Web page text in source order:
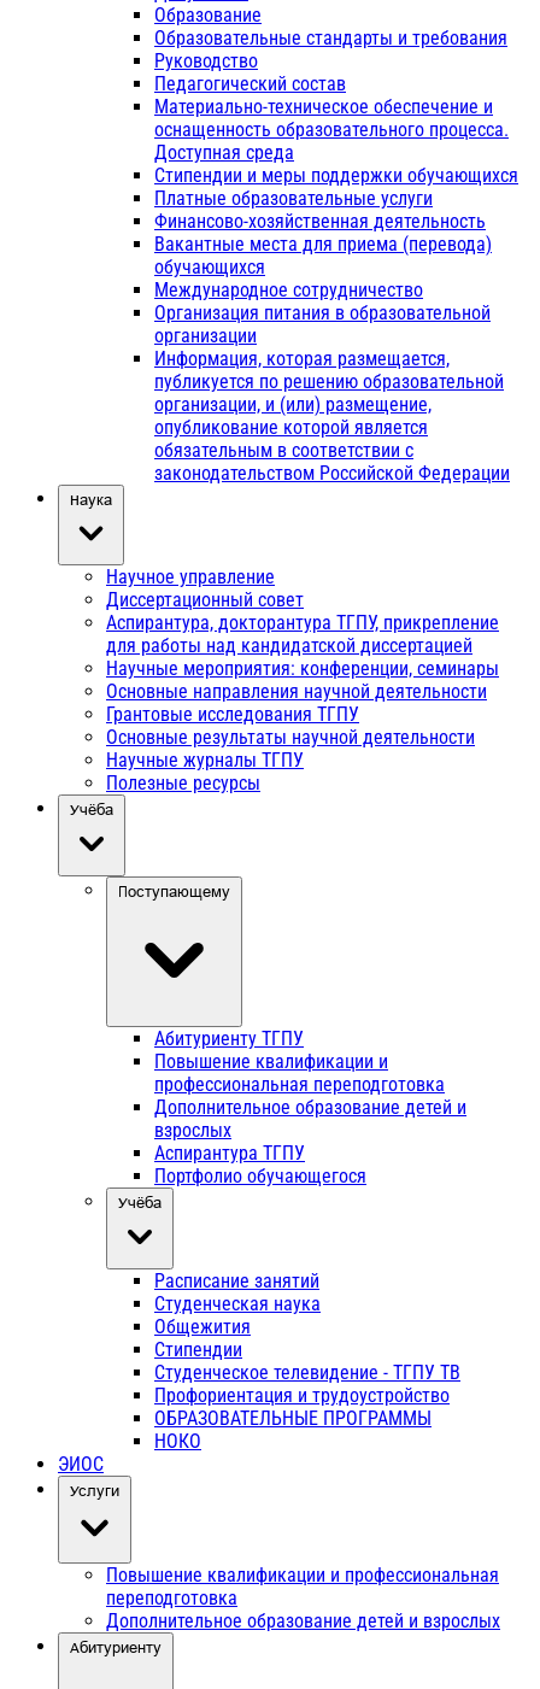
Образование
Образовательные стандарты и требования
Руководство
Педагогический состав
Материально-техническое обеспечение и
оснащенность образовательного процесса.
Доступная среда
Стипендии и меры поддержки обучающихся
Платные образовательные услуги
Финансово-хозяйственная деятельность
Вакантные места для приема (перевода)
обучающихся
Международное сотрудничество
Организация питания в образовательной
организации
Информация, которая размещается,
публикуется по решению образовательной
организации, и (или) размещение,
опубликование которой является
обязательным в соответствии с
законодательством Российской Федерации
Наука
Научное управление
Диссертационный совет
Аспирантура, докторантура ТГПУ, прикрепление
для работы над кандидатской диссертацией
Научные мероприятия: конференции, семинары
Основные направления научной деятельности
Грантовые исследования ТГПУ
Основные результаты научной деятельности
Научные журналы ТГПУ
Полезные ресурсы
Учёба
Поступающему
Абитуриенту ТГПУ
Повышение квалификации и
профессиональная переподготовка
Дополнительное образование детей и
взрослых
Аспирантура ТГПУ
Портфолио обучающегося
Учёба
Расписание занятий
Студенческая наука
Общежития
Стипендии
Студенческое телевидение - ТГПУ ТВ
Профориентация и трудоустройство
ОБРАЗОВАТЕЛЬНЫЕ ПРОГРАММЫ
НОКО
ЭИОС
Услуги
Повышение квалификации и профессиональная
переподготовка
Дополнительное образование детей и взрослых
Абитуриенту